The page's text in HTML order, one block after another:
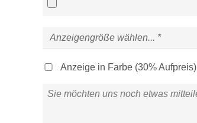
Anzeige in Farbe (30% Aufpreis)